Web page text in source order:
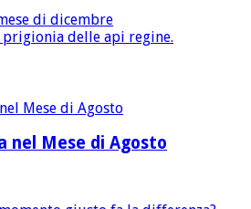
di dicembre
prigionia delle api regine.
nel Mese di Agosto